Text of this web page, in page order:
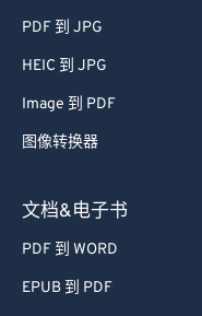
PDF 到 JPG
HEIC 到 JPG
Image 到 PDF
图像转换器
文档&电子书
PDF 到 WORD
EPUB 到 PDF